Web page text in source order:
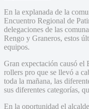
En la explanada de la
Encuentro Regional de
delegaciones de las
Rengo y Graneros, estos
equipos.
Gran expectación causó el
rollers pro que se llevó a
toda la mañana, las
sus diferentes categorías,
En la oportunidad el